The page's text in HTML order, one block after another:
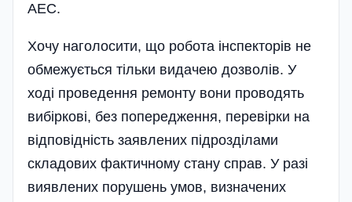
АЕС.
Хочу наголосити, що робота інспекторів не
обмежується тільки видачею дозволів. У
ході проведення ремонту вони проводять
вибіркові, без попередження, перевірки на
відповідність заявлених підрозділами
складових фактичному стану справ. У разі
виявлених порушень умов, визначених